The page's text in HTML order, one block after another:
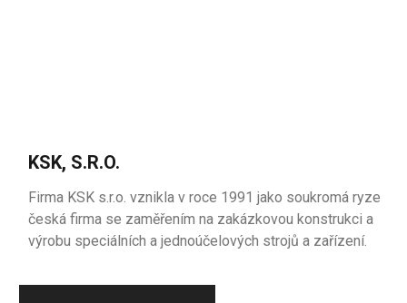
KSK, S.R.O.
Firma KSK s.r.o. vznikla v roce 1991 jako soukromá ryze
česká firma se zaměřením na zakázkovou konstrukci a
výrobu speciálních a jednoúčelových strojů a zařízení.